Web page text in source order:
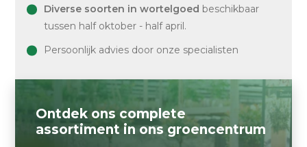
Diverse soorten in wortelgoed beschikbaar
tussen half oktober - half april.
Persoonlijk advies door onze specialisten
Ontdek ons complete
assortiment in ons groencentrum